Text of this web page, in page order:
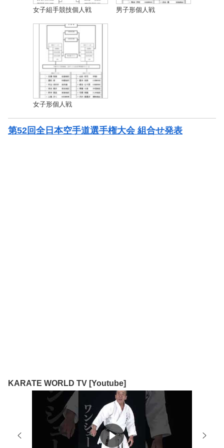
女子組手競技個人戦 男子形個人戦
女子形個人戦
第52回全日本空手道選手権大会 組合せ発表
KARATE WORLD TV [Youtube]